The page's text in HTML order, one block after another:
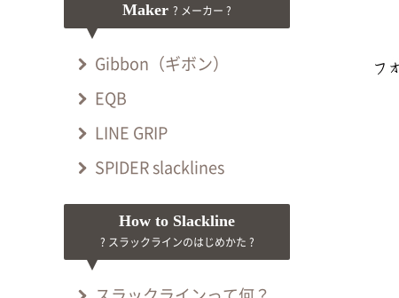
Maker ? メーカー ?
Gibbon（ギボン）
EQB
LINE GRIP
SPIDER slacklines
How to Slackline
? スラックラインのはじめかた ?